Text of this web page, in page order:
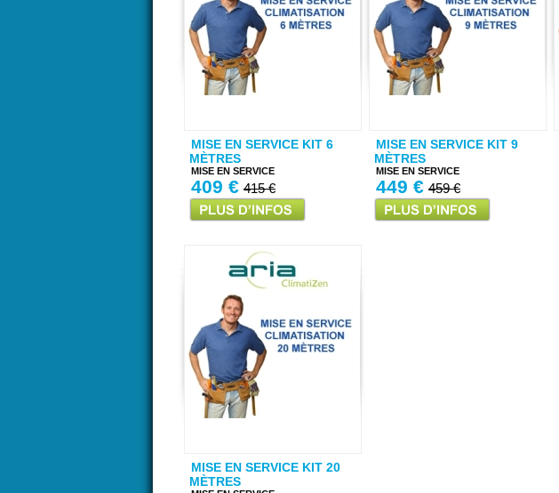
MISE EN SERVICE KIT 6
MÈTRES
MISE EN SERVICE
409 € 415 €
MISE EN SERVICE KIT 9
MÈTRES
MISE EN SERVICE
449 € 459 €
MISE EN SERVICE KIT 20
MÈTRES